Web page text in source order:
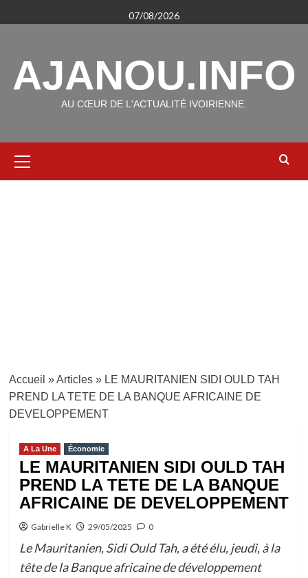
au
07/08/2026
AJANOU.INFO
AU CŒUR DE L'ACTUALITÉ IVOIRIENNE.
principal
Accueil »Articles» LE MAURITANIEN SIDI OULD TAH
PREND LA TETE DE LA BANQUE AFRICAINE DE
DEVELOPPEMENT
A La Une Économie
LE MAURITANIEN SIDI OULD TAH
PREND LA TETE DE LA BANQUE
AFRICAINE DE DEVELOPPEMENT
Gabrielle K 29/05/2025 0
Le Mauritanien, Sidi Ould Tah, a été élu, jeudi, à la
tête de la Banque africaine de développement